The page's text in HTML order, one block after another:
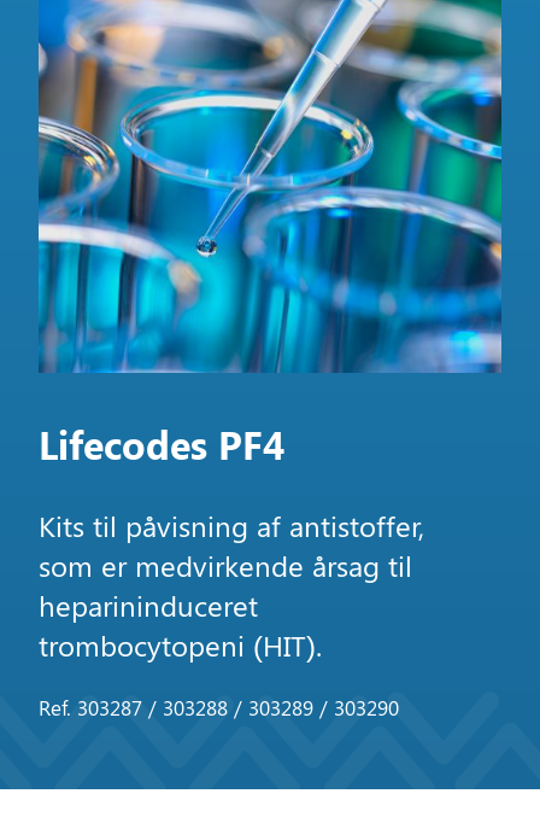
Lifecodes PF4
Kits til påvisning af antistoffer,
som er medvirkende årsag til
heparininduceret
trombocytopeni (HIT).
Ref. 303287 / 303288 / 303289 / 303290